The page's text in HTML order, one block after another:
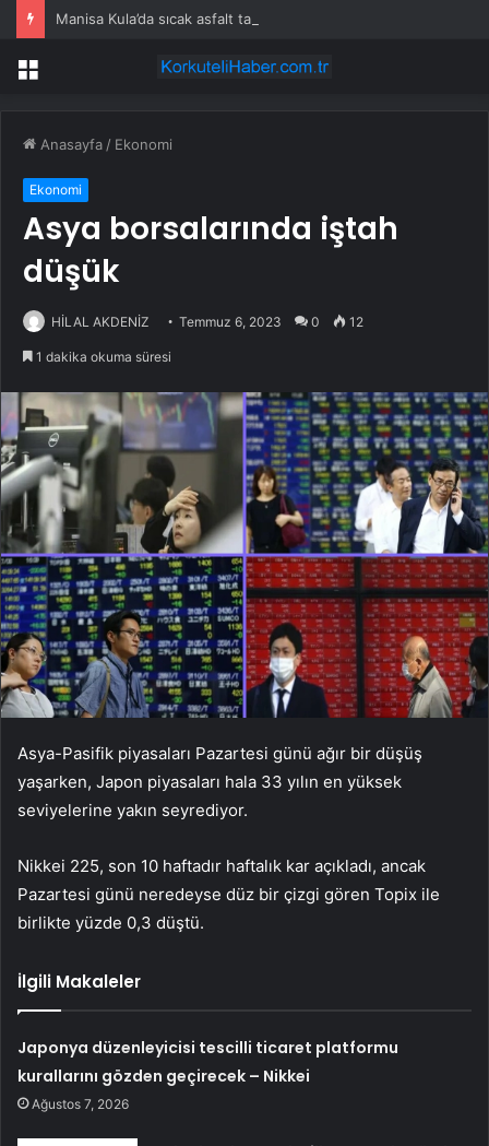
Manisa Kula’da sıcak asfalt tamamlandı
Menü
Anasayfa / Ekonomi
Ekonomi
Asya borsalarında iştah
düşük
HİLAL AKDENİZ Temmuz 6, 2023 0 12
1 dakika okuma süresi
Asya-Pasifik piyasaları Pazartesi günü ağır bir düşüş
yaşarken, Japon piyasaları hala 33 yılın en yüksek
seviyelerine yakın seyrediyor.
Nikkei 225, son 10 haftadır haftalık kar açıkladı, ancak
Pazartesi günü neredeyse düz bir çizgi gören Topix ile
birlikte yüzde 0,3 düştü.
İlgili Makaleler
Japonya düzenleyicisi tescilli ticaret platformu
kurallarını gözden geçirecek – Nikkei
Ağustos 7, 2026